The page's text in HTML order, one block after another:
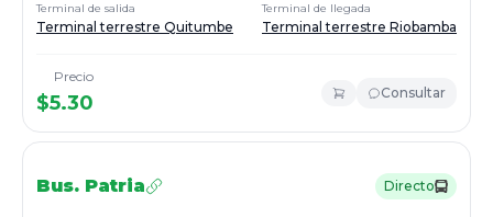
Terminal de salida
Terminal terrestre Quitumbe
Terminal de llegada
Terminal terrestre Riobamba
Precio
$5.30 Consultar
Bus. Patria Directo